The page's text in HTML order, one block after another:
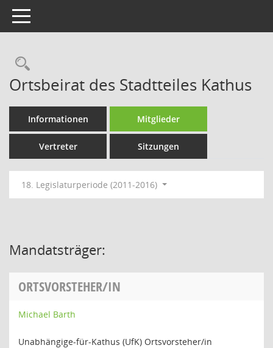
Toggle navigation
Rechercheauswahl
Ortsbeirat des Stadtteiles Kathus
Informationen Mitglieder
Vertreter Sitzungen
18. Legislaturperiode (2011-2016)
Mandatsträger:
ORTSVORSTEHER/IN
Michael Barth
Unabhängige-für-Kathus (UfK) Ortsvorsteher/in